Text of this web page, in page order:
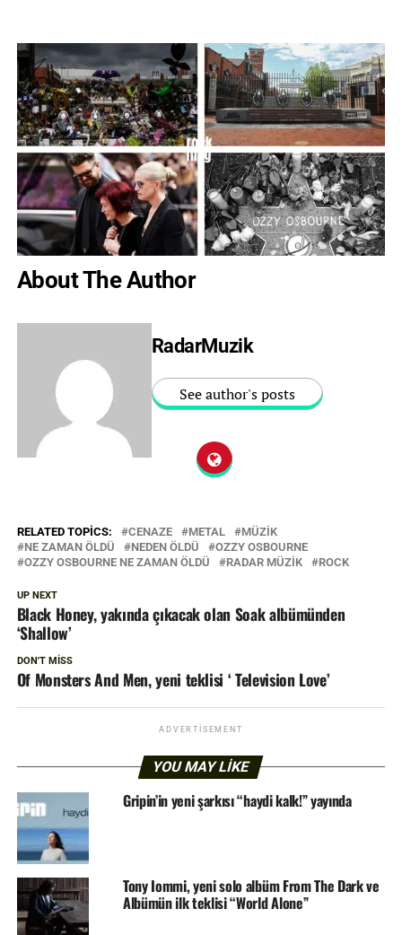
About The Author
RadarMuzik
See author's posts
RELATED TOPICS: CENAZE METAL
MÜZIK
NE ZAMAN ÖLDÜ
NEDEN ÖLDÜ
OZZY OSBOURNE
OZZY OSBOURNE NE ZAMAN ÖLDÜ
RADAR MÜZIK ROCK
UP NEXT
Black Honey, yakında çıkacak olan Soak albümünden
‘Shallow’
DON'T MISS
Of Monsters And Men, yeni teklisi ‘ Television Love’
ADVERTISEMENT
YOU MAY LIKE
Gripin’in yeni şarkısı “haydi kalk!” yayında
Tony Iommi, yeni solo albüm From The Dark ve
Albümün ilk teklisi “World Alone”